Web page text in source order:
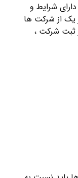
شرایط و
از شرکت ها
ثبت شرکت ،